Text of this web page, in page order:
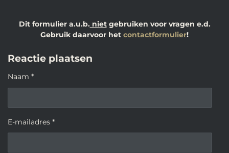
Dit formulier a.u.b.nietgebruiken voor vragen e.d.
Gebruik daarvoor het contactformulier!
Reactie plaatsen
Naam *
E-mailadres *